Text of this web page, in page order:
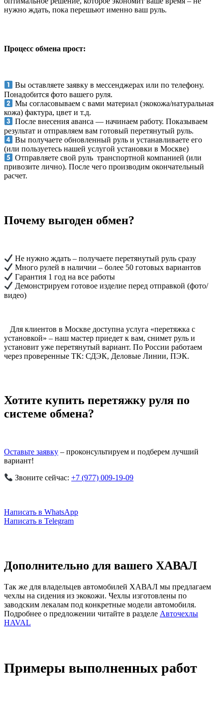
нужно ждать, пока перешьют именно ваш руль.
Процесс обмена прост:
Вы оставляете заявку в мессенджерах или по телефону.
Понадобится фото вашего руля.
Мы согласовываем с вами материал (экокожа/натуральная
кожа) фактура, цвет и т.д.
После внесения аванса — начинаем работу. Показываем
результат и отправляем вам готовый перетянутый руль.
Вы получаете обновленный руль и устанавливаете его
(или пользуетесь нашей услугой установки в Москве)
Отправляете свой руль транспортной компанией (или
привозите лично). После чего производим окончательный
расчет.
Почему выгоден обмен?
Не нужно ждать – получаете перетянутый руль сразу
Много рулей в наличии – более 50 готовых вариантов
Гарантия 1 год на все работы
Демонстрируем готовое изделие перед отправкой (фото/
видео)
Для клиентов в Москве доступна услуга «перетяжка с
установкой» – наш мастер приедет к вам, снимет руль и
установит уже перетянутый вариант. По России работаем
через проверенные ТК: СДЭК, Деловые Линии, ПЭК.
Хотите купить перетяжку руля по
системе обмена?
Оставьте заявку – проконсультируем и подберем лучший
вариант!
Звоните сейчас:+7 (977) 009-19-09
Написать в WhatsApp
Написать в Telegram
Дополнительно для вашего ХАВАЛ
Так же для владельцев автомобилей ХАВАЛ мы предлагаем
чехлы на сидения из экокожи. Чехлы изготовлены по
заводским лекалам под конкретные модели автомобиля.
Подробнее о предложении читайте в разделе Авточехлы
HAVAL
Примеры выполненных работ